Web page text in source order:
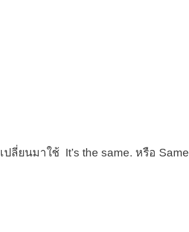
ลี่ยนมาใช้ It’s the same. หรือ Same